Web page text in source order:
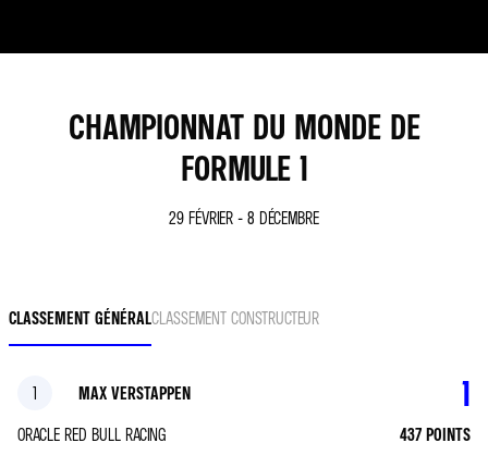
CHAMPIONNAT DU MONDE DE
FORMULE 1
29 FÉVRIER - 8 DÉCEMBRE
CLASSEMENT GÉNÉRALCLASSEMENT CONSTRUCTEUR
1
1
ORACLE RED BULL RACING
MAX VERSTAPPEN
437 POINTS